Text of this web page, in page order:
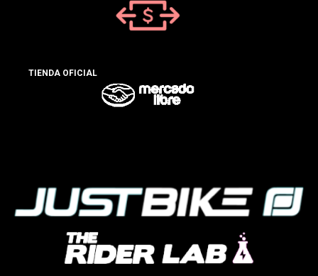
TIENDA OFICIAL